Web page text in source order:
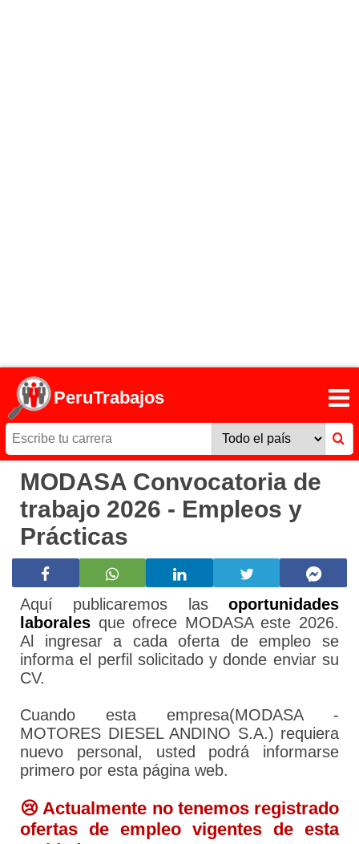
PeruTrabajos
MODASA Convocatoria de
trabajo 2026 - Empleos y
Prácticas
Aquí publicaremos las oportunidades
laborales que ofrece MODASA este 2026.
Al ingresar a cada oferta de empleo se
informa el perfil solicitado y donde enviar su
CV.
Cuando esta empresa(MODASA -
MOTORES DIESEL ANDINO S.A.) requiera
nuevo personal, usted podrá informarse
primero por esta página web.
😢 Actualmente no tenemos registrado
ofertas de empleo vigentes de esta